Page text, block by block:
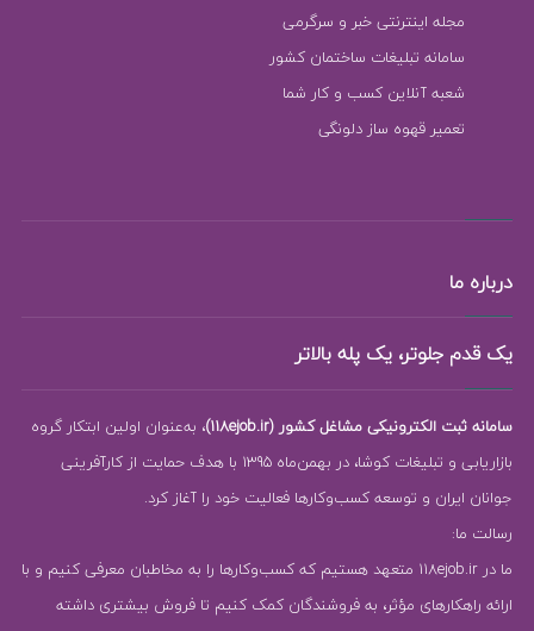
مجله اینترنتی خبر و سرگرمی
سامانه تبلیغات ساختمان کشور
شعبه آنلاین کسب و کار شما
تعمیر قهوه ساز دلونگی
درباره ما
یک قدم جلوتر، یک پله بالاتر
سامانه ثبت الکترونیکی مشاغل کشور (118ejob.ir)
، به‌عنوان اولین ابتکار گروه
بازاریابی و تبلیغات کوشا، در بهمن‌ماه 1395 با هدف حمایت از کارآفرینی
جوانان ایران و توسعه کسب‌وکارها فعالیت خود را آغاز کرد.
رسالت ما:
ما در 118ejob.ir متعهد هستیم که کسب‌وکارها را به مخاطبان معرفی کنیم و با
ارائه راهکارهای مؤثر، به فروشندگان کمک کنیم تا فروش بیشتری داشته